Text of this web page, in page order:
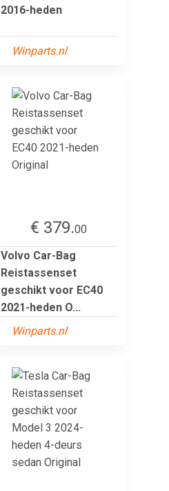
2016-heden
Winparts.nl
€ 379.00
Volvo Car-Bag
Reistassenset
geschikt voor EC40
2021-heden O...
Winparts.nl